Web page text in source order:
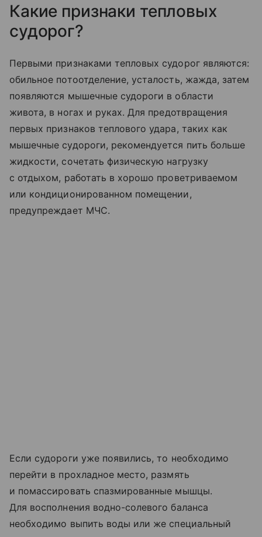
Какие признаки тепловых
судорог?
Первыми признаками тепловых судорог являются:
обильное потоотделение, усталость, жажда, затем
появляются мышечные судороги в области
живота, в ногах и руках. Для предотвращения
первых признаков теплового удара, таких как
мышечные судороги, рекомендуется пить больше
жидкости, сочетать физическую нагрузку
с отдыхом, работать в хорошо проветриваемом
или кондиционированном помещении,
предупреждает МЧС.
Если судороги уже появились, то необходимо
перейти в прохладное место, размять
и помассировать спазмированные мышцы.
Для восполнения водно-солевого баланса
необходимо выпить воды или же специальный